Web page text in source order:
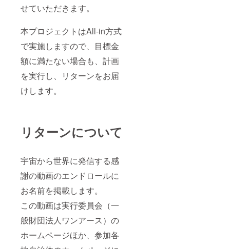
せていただきます。
本プロジェクトはAll-in方式
で実施しますので、目標金
額に満たない場合も、計画
を実行し、リターンをお届
けします。
リターンについて
宇宙から世界に発信する感
謝の動画のエンドロールに
お名前を掲載します。
この動画は実行委員会（一
般財団法人ワンアース）の
ホームページほか、参加各